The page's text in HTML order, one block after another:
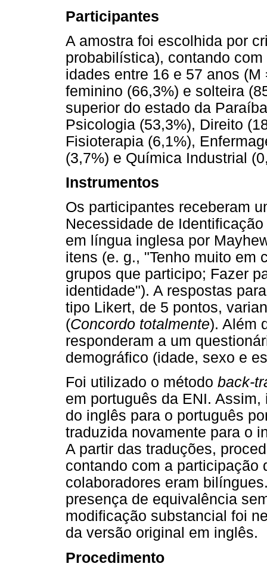
Participantes
A amostra foi escolhida por
probabilística), contando
idades entre 16 e 57 anos
feminino (66,3%) e solteira
superior do estado da
Psicologia (53,3%), Direito
Fisioterapia (6,1%),
(3,7%) e Química Industrial
Instrumentos
Os participantes receberam
Necessidade de
em língua inglesa por
itens (e. g., "Tenho muito em
grupos que participo; Fazer
identidade"). A respostas
tipo Likert, de 5 pontos,
(Concordo totalmente). Além
responderam a um
demográfico (idade, sexo e
Foi utilizado o método back-
em português da ENI.
do inglês para o português
traduzida novamente para o
A partir das traduções,
contando com a participação
colaboradores eram
presença de equivalência
modificação substancial foi
da versão original em inglês.
Procedimento